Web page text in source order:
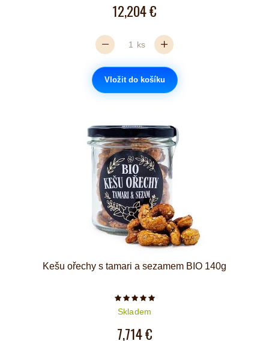
12,204 €
ks
Vložit do košíku
Kešu ořechy s tamari a sezamem BIO 140g
Počet hvězdiček je 5 z 5
Skladem
7,714 €